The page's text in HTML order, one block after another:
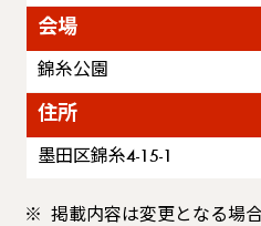
会場
錦糸公園
住所
墨田区錦糸4-15-1
掲載内容は変更となる場